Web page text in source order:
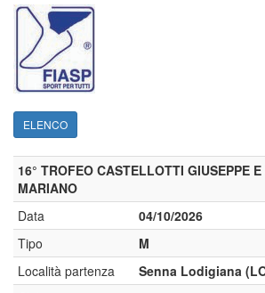
ELENCO
16° TROFEO CASTELLOTTI GIUSEPPE
MARIANO
Data
04/10/2026
Tipo
M
Località partenza
Senna Lodigiana